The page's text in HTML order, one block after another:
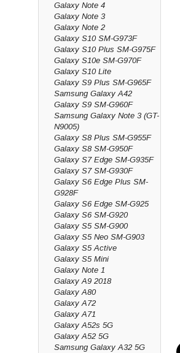
Galaxy Note 4
Galaxy Note 3
Galaxy Note 2
Galaxy S10 SM-G973F
Galaxy S10 Plus SM-G975F
Galaxy S10e SM-G970F
Galaxy S10 Lite
Galaxy S9 Plus SM-G965F
Samsung Galaxy A42
Galaxy S9 SM-G960F
Samsung Galaxy Note 3 (GT-
N9005)
Galaxy S8 Plus SM-G955F
Galaxy S8 SM-G950F
Galaxy S7 Edge SM-G935F
Galaxy S7 SM-G930F
Galaxy S6 Edge Plus SM-
G928F
Galaxy S6 Edge SM-G925
Galaxy S6 SM-G920
Galaxy S5 SM-G900
Galaxy S5 Neo SM-G903
Galaxy S5 Active
Galaxy S5 Mini
Galaxy Note 1
Galaxy A9 2018
Galaxy A80
Galaxy A72
Galaxy A71
Galaxy A52s 5G
Galaxy A52 5G
Samsung Galaxy A32 5G